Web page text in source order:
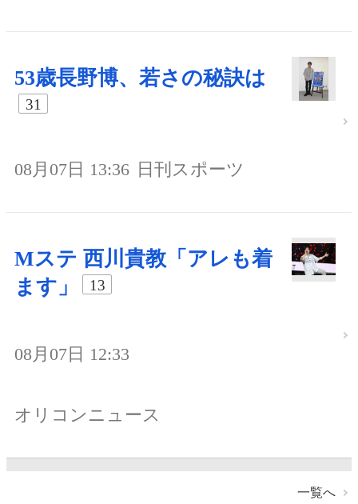
53歳長野博、若さの秘訣は
31
08月07日 13:36 日刊スポーツ
Mステ 西川貴教「アレも着
ます」
13
08月07日 12:33
オリコンニュース
一覧へ